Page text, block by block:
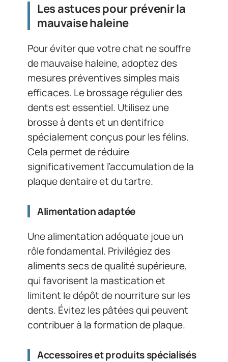
Les astuces pour prévenir la
mauvaise haleine
Pour éviter que votre chat ne souffre
de mauvaise haleine, adoptez des
mesures préventives simples mais
efficaces. Le brossage régulier des
dents est essentiel. Utilisez une
brosse à dents et un dentifrice
spécialement conçus pour les félins.
Cela permet de réduire
significativement l’accumulation de la
plaque dentaire et du tartre.
Alimentation adaptée
Une alimentation adéquate joue un
rôle fondamental. Privilégiez des
aliments secs de qualité supérieure,
qui favorisent la mastication et
limitent le dépôt de nourriture sur les
dents. Évitez les pâtées qui peuvent
contribuer à la formation de plaque.
Accessoires et produits spécialisés